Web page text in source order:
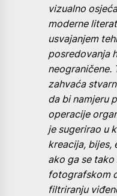
vizualno
moderne
usvajanjem
posredovanja
neograničene.
zahvaća
da bi namjeru
operacije
je sugerirao u
kreacija, bijes,
ako ga se
fotografskom
filtriranju